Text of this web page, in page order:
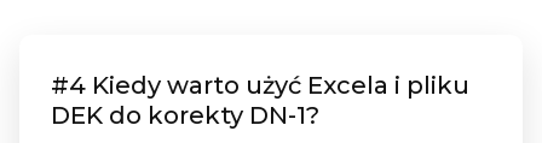
#4 Kiedy warto użyć Excela i pliku
DEK do korekty DN-1?